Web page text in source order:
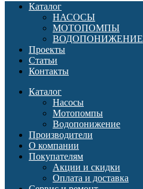
Каталог
НАСОСЫ
МОТОПОМПЫ
ВОДОПОНИЖЕНИЕ
Проекты
Статьи
Контакты
Каталог
Насосы
Мотопомпы
Водопонижение
Производители
О компании
Покупателям
Акции и скидки
Оплата и доставка